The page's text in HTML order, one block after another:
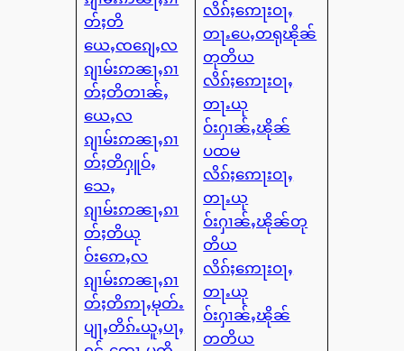
တ်ႈတိ
ယေႇၸၵျေႇလ
ၵျၢမ်းဢၼႃႇၵၢ
တ်ႈတိတၢၼ်ႇ
ယေႇလ
ၵျၢမ်းဢၼႃႇၵၢ
တ်ႈတိႁူဝ်ႇ
သေႇ
ၵျၢမ်းဢၼႃႇၵၢ
တ်ႈတိယု
ဝ်းဢေႇလ
ၵျၢမ်းဢၼႃႇၵၢ
တ်ႈတိဢႃႇမုတ်ႉ
ပျႃႇတိၵ်ႉယူႇပႃႇ
လိၵ်ႈဢေႃးဝႃႇ
တႃႉပေႇတရုၽိုၼ်
တုတိယ
လိၵ်ႈဢေႃးဝႃႇ
တႃႉယု
ဝ်းႁၢၼ်ႇၽိုၼ်
ပထမ
လိၵ်ႈဢေႃးဝႃႇ
တႃႉယု
ဝ်းႁၢၼ်ႇၽိုၼ်တု
တိယ
လိၵ်ႈဢေႃးဝႃႇ
တႃႉယု
ဝ်းႁၢၼ်ႇၽိုၼ်
တတိယ